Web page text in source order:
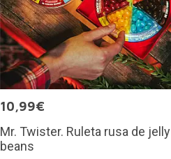
10,99€
Mr. Twister. Ruleta rusa de jelly
beans